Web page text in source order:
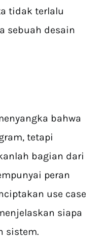
tidak terlalu
sebuah desain
bahwa
tetapi
bagian dari
peran
use case
siapa
sistem.